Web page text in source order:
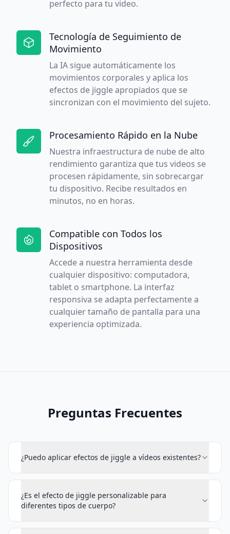
perfecto para tu video.
Tecnología de Seguimiento de
Movimiento
La IA sigue automáticamente los
movimientos corporales y aplica los
efectos de jiggle apropiados que se
sincronizan con el movimiento del sujeto.
Procesamiento Rápido en la Nube
Nuestra infraestructura de nube de alto
rendimiento garantiza que tus videos se
procesen rápidamente, sin sobrecargar
tu dispositivo. Recibe resultados en
minutos, no en horas.
Compatible con Todos los
Dispositivos
Accede a nuestra herramienta desde
cualquier dispositivo: computadora,
tablet o smartphone. La interfaz
responsiva se adapta perfectamente a
cualquier tamaño de pantalla para una
experiencia optimizada.
Preguntas Frecuentes
¿Puedo aplicar efectos de jiggle a vídeos existentes?
¿Es el efecto de jiggle personalizable para
diferentes tipos de cuerpo?